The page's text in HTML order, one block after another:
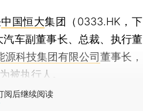
中国恒大集团（0333.HK，下
汽车副董事长、总裁、执行董
源科技集团有限公司董事长，
被执行人。
阅后继续阅读